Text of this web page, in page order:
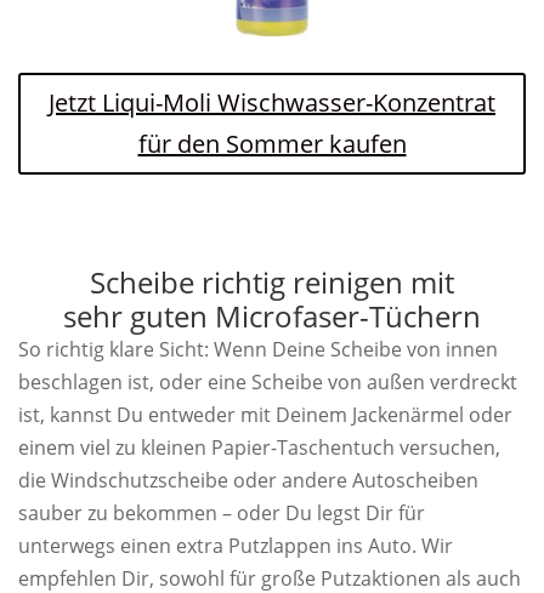
Jetzt Liqui-Moli Wischwasser-Konzentrat
für den Sommer kaufen
Scheibe richtig reinigen mit
sehr guten Microfaser-Tüchern
So richtig klare Sicht: Wenn Deine Scheibe von innen
beschlagen ist, oder eine Scheibe von außen verdreckt
ist, kannst Du entweder mit Deinem Jackenärmel oder
einem viel zu kleinen Papier-Taschentuch versuchen,
die Windschutzscheibe oder andere Autoscheiben
sauber zu bekommen – oder Du legst Dir für
unterwegs einen extra Putzlappen ins Auto. Wir
empfehlen Dir, sowohl für große Putzaktionen als auch